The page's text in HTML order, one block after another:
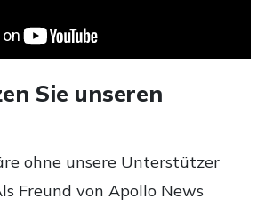
Sie unseren
ohne unsere Unterstützer
Freund von Apollo News